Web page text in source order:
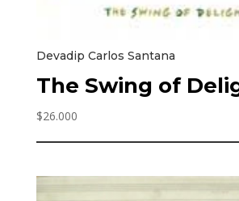
Devadip Carlos Santana
The Swing of
$26.000